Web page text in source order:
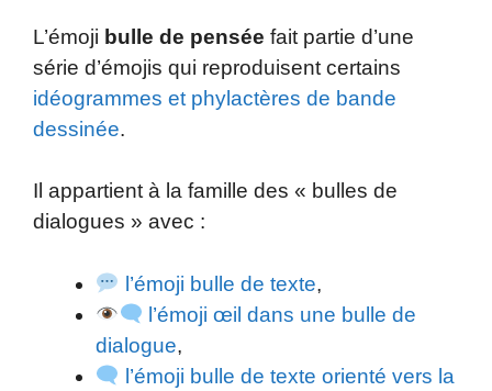
L’émoji bulle de pensée fait partie d’une
série d’émojis qui reproduisent certains
idéogrammes et phylactères de bande
dessinée.
Il appartient à la famille des « bulles de
dialogues » avec :
l’émoji bulle de texte,
l’émoji œil dans une bulle de
dialogue,
l’émoji bulle de texte orienté vers la